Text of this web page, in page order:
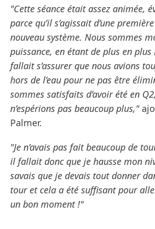
"Cette séance était assez animée,
parce qu’il s’agissait d’une
nouveau système. Nous sommes
puissance, en étant de plus en
fallait s’assurer que nous avions
hors de l’eau pour ne pas être
sommes satisfaits d’avoir été en
n’espérions pas beaucoup plus,"
Palmer.
"Je n’avais pas fait beaucoup de
il fallait donc que je hausse mon
savais que je devais tout donner
tour et cela a été suffisant pour
un bon moment !"